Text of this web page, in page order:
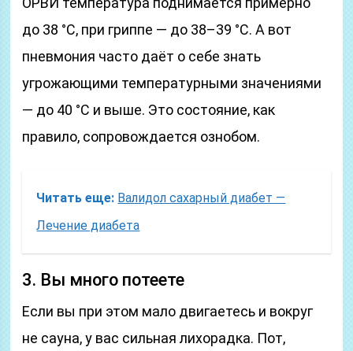
до 38 °С, при гриппе — до 38–39 °С. А вот
пневмония часто даёт о себе знать
угрожающими температурными значениями
— до 40 °С и выше. Это состояние, как
правило, сопровождается ознобом.
Читать еще: Валидол сахарный диабет —
Лечение диабета
3. Вы много потеете
Если вы при этом мало двигаетесь и вокруг
не сауна, у вас сильная лихорадка. Пот,